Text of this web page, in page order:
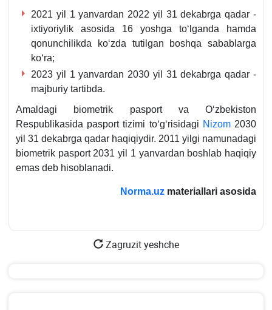
2021 yil 1 yanvardan 2022 yil 31 dekabrga qadar -
iхtiyoriylik asosida 16 yoshga toʻlganda hamda
qonunchilikda koʻzda tutilgan boshqa sabablarga
koʻra;
2023 yil 1 yanvardan 2030 yil 31 dekabrga qadar -
majburiy tartibda.
Amaldagi biometrik pasport va Oʻzbekiston
Respublikasida pasport tizimi toʻgʻrisidagi Nizom2030
yil 31 dekabrga qadar haqiqiydir. 2011 yilgi namunadagi
biometrik pasport 2031 yil 1 yanvardan boshlab haqiqiy
emas deb hisoblanadi.
Norma.uz materiallari asosida
Zagruzit yeshche